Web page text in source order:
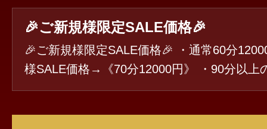
🎉ご新規様限定SALE価格🎉
🎉ご新規様限定SALE価格🎉 ・通常60分12000円 ♦️ご新規
様SALE価格→《70分12000円》 ・90分以上のコース ♦️ご
新規様SALE価格→総額から2000円割引 厳選された大人